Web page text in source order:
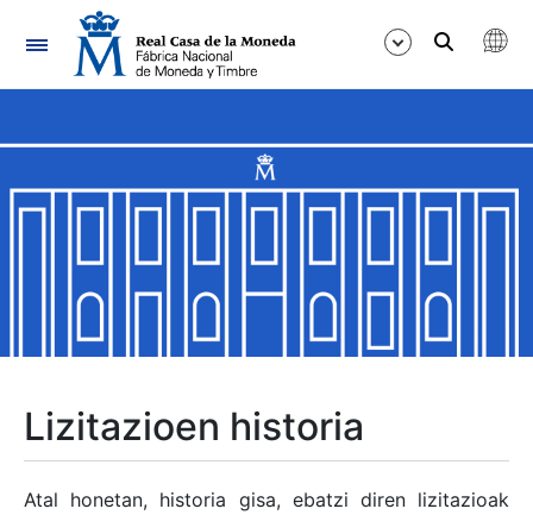
Nabigazioa
Erakutsi/Ezkutatu
Erakutsi/Ezkutatu
Erakutsi/Ezkutatu
Erakutsi/Ezkutatu
Lizitazioen historia
Atal honetan, historia gisa, ebatzi diren lizitazioak